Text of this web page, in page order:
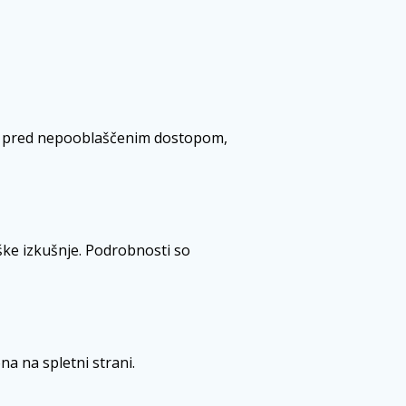
nepooblaščenim dostopom,
izkušnje. Podrobnosti so
na spletni strani.